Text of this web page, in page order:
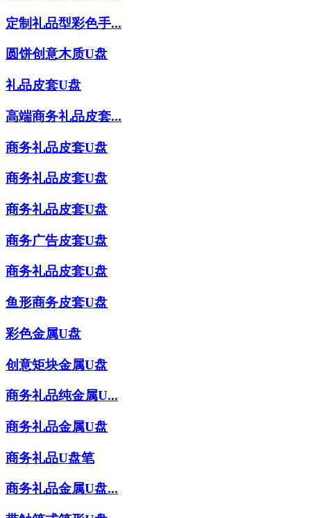
定制礼品型彩色手...
圆饼创意木质U盘
礼品皮套U盘
高端商务礼品皮套...
商务礼品皮套U盘
商务礼品皮套U盘
商务礼品皮套U盘
商务广告皮套U盘
商务礼品皮套U盘
鱼形商务皮套U盘
彩色金属U盘
创意矩块金属U盘
商务礼品纯金属U...
商务礼品金属U盘
商务礼品U盘笔
商务礼品金属U盘...